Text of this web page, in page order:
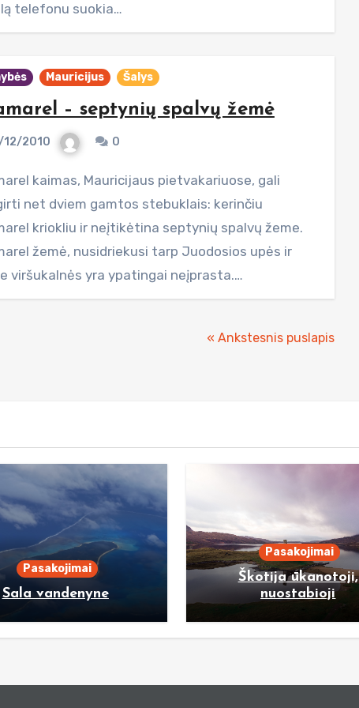
telefonu suokia…
Mauricijus Šalys
– septynių spalvų žemė
12/2010 0
net dviem gamtos stebuklais: kerinčiu
kriokliu ir neįtikėtina septynių spalvų žeme.
žemė, nusidriekusi tarp Juodosios upės ir
viršukalnės yra ypatingai neįprasta.…
« Ankstesnis puslapis
Pasakojimai
Sala vandenyne
Pasakojimai
Škotija ūkanotoji,
nuostabioji